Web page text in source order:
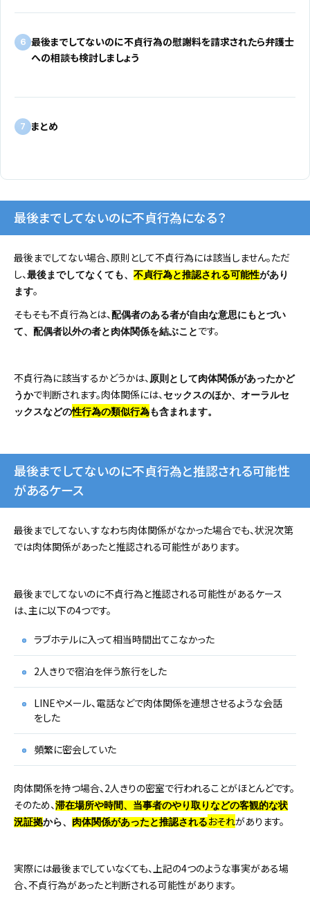
6 最後までしてないのに不貞行為の慰謝料を請求されたら弁護士
への相談も検討しましょう
7 まとめ
最後までしてないのに不貞行為になる？
最後までしてない場合、原則として不貞行為には該当しません。ただ
し、最後までしてなくても、 不貞行為と推認される可能性があり
ます。
そもそも不貞行為とは、 配偶者のある者が自由な意思にもとづい
て、配偶者以外の者と肉体関係を結ぶこと です。
不貞行為に該当するかどうかは、 原則として肉体関係があったかど
うかで判断されます。肉体関係には、セックスのほか、オーラルセ
ックスなどの性行為の類似行為も含まれます。
最後までしてないのに不貞行為と推認される可能性
があるケース
最後までしてない、すなわち肉体関係がなかった場合でも、状況次第
では肉体関係があったと推認される可能性があります。
最後までしてないのに不貞行為と推認される可能性があるケース
は、主に以下の4つです。
ラブホテルに入って相当時間出てこなかった
2人きりで宿泊を伴う旅行をした
LINEやメール、電話などで肉体関係を連想させるような会話
をした
頻繁に密会していた
肉体関係を持つ場合、2人きりの密室で行われることがほとんどです。
そのため、滞在場所や時間、当事者のやり取りなどの客観的な状
況証拠から、 肉体関係があったと推認される おそれがあります。
実際には最後までしていなくても、上記の4つのような事実がある場
合、不貞行為があったと判断される可能性があります。